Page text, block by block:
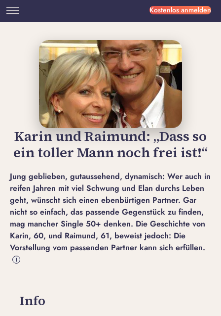
Kostenlos anmelden
Karin und Raimund: „Dass so
ein toller Mann noch frei ist!“
Jung geblieben, gutaussehend, dynamisch: Wer auch in
reifen Jahren mit viel Schwung und Elan durchs Leben
geht, wünscht sich einen ebenbürtigen Partner. Gar
nicht so einfach, das passende Gegenstück zu finden,
mag mancher Single 50+ denken. Die Geschichte von
Karin, 60, und Raimund, 61, beweist jedoch: Die
Vorstellung vom passenden Partner kann sich erfüllen.
i
Info